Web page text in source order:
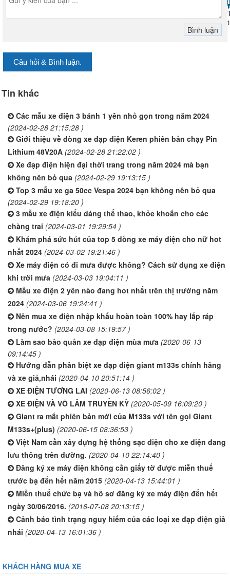
Câu hỏi & Bình luận.
Tin khác
Các mẫu xe điện 3 bánh 1 yên nhỏ gọn trong năm 2024
(2024-02-28 21:15:28 )
Giới thiệu về dòng xe đạp điện Keren phiên bản chạy Pin
Lithium 48V20A (2024-02-28 21:22:02 )
Xe đạp điện hiện đại thời trang trong năm 2024 mà bạn
không nên bỏ qua (2024-02-29 19:13:15 )
Top 3 mẫu xe ga 50cc Vespa 2024 bạn không nên bỏ qua
(2024-02-29 19:18:20 )
3 mẫu xe điện kiểu dáng thể thao, khỏe khoắn cho các
chàng trai (2024-03-01 19:29:54 )
Khám phá sức hút của top 5 dòng xe máy điện cho nữ hot
nhất 2024 (2024-03-02 19:21:46 )
Xe máy điện có đi mưa được không? Cách sử dụng xe điện
khi trời mưa (2024-03-03 19:04:11 )
Mẫu xe điện 2 yên nào đang hot nhất trên thị trường năm
2024 (2024-03-06 19:24:41 )
Nên mua xe điện nhập khẩu hoàn toàn 100% hay lắp ráp
trong nước? (2024-03-08 15:19:57 )
Làm sao bảo quản xe đạp điện mùa mưa (2020-06-13
09:14:45 )
Hướng dẫn phân biệt xe đạp điện giant m133s chính hãng
và xe giả,nhái (2020-04-10 20:51:14 )
XE ĐIỆN TƯƠNG LAI (2020-06-13 08:56:02 )
XE ĐIỆN VÀ VÕ LÂM TRUYỀN KỲ (2020-05-09 16:09:20 )
Giant ra mắt phiên bản mới của M133s với tên gọi Giant
M133s+(plus) (2020-06-15 08:36:53 )
Việt Nam cần xây dựng hệ thống sạc điện cho xe điện đang
lưu thông trên đường. (2020-04-10 22:14:40 )
Đăng ký xe máy điện không cần giấy tờ được miễn thuế
trước bạ đến hết năm 2015 (2020-04-13 15:44:01 )
Miễn thuế chức bạ và hồ sơ đăng ký xe máy điện đến hết
ngày 30/06/2016. (2016-07-08 20:13:15 )
Cảnh báo tình trạng nguy hiểm của các loại xe đạp điện giả
nhái (2020-04-13 16:01:36 )
KHÁCH HÀNG MUA XE